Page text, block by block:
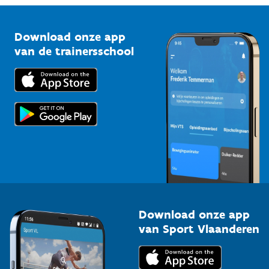
Bedrijven
Trainers en begeleiders
Topsporters
Vlaamse Trainersschool
Kennisplatform
Downloads
Voor de pers
Download onze app
van de trainersschool
Download onze app
van Sport Vlaanderen